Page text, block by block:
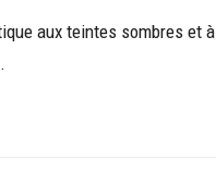
aux teintes sombres et à